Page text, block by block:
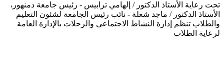
تحت رعاية الأستاذ الدكتور / إلهامي ترابيس - رئيس جامعة دمنهور،
الأستاذ الدكتور / ماجد شعلة - نائب رئيس الجامعة لشئون التعليم
والطلاب تنظم إدارة النشاط الاجتماعي والرحلات بالإدارة العامة
لرعاية الطلاب